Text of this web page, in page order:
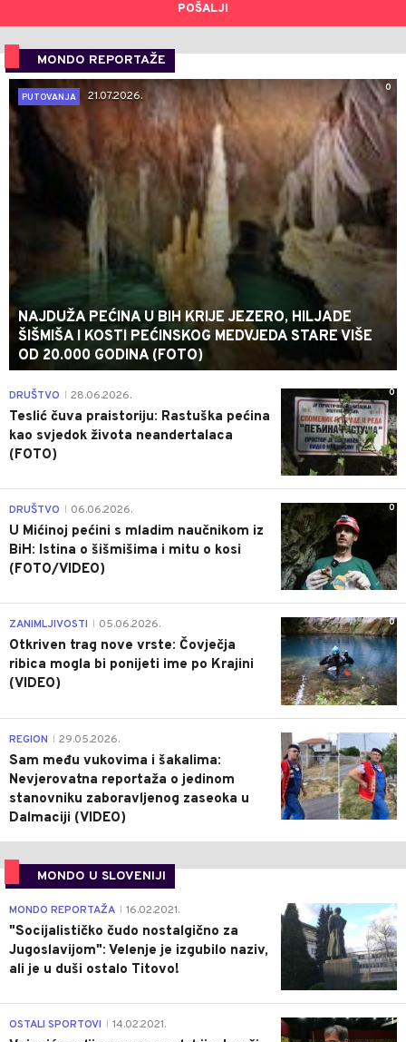
POŠALJI
MONDO REPORTAŽE
0
PUTOVANJA
21.07.2026.
NAJDUŽA PEĆINA U BIH KRIJE JEZERO, HILJADE
ŠIŠMIŠA I KOSTI PEĆINSKOG MEDVJEDA STARE VIŠE
OD 20.000 GODINA (FOTO)
0
DRUŠTVO 28.06.2026.
Teslić čuva praistoriju: Rastuška pećina
kao svjedok života neandertalaca
(FOTO)
0
DRUŠTVO 06.06.2026.
U Mićinoj pećini s mladim naučnikom iz
BiH: Istina o šišmišima i mitu o kosi
(FOTO/VIDEO)
0
ZANIMLJIVOSTI 05.06.2026.
Otkriven trag nove vrste: Čovječja
ribica mogla bi ponijeti ime po Krajini
(VIDEO)
0
REGION 29.05.2026.
Sam među vukovima i šakalima:
Nevjerovatna reportaža o jedinom
stanovniku zaboravljenog zaseoka u
Dalmaciji (VIDEO)
MONDO U SLOVENIJI
4
MONDO REPORTAŽA 16.02.2021.
"Socijalističko čudo nostalgično za
Jugoslavijom": Velenje je izgubilo naziv,
ali je u duši ostalo Titovo!
1
OSTALI SPORTOVI 14.02.2021.